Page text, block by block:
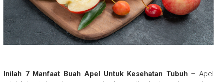
Inilah 7 Manfaat Buah Apel Untuk Kesehatan Tubuh – Apel